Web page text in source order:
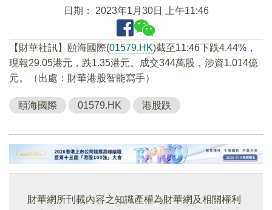
日期： 2023年1月30日 上午11:46
【財華社訊】頤海國際(01579.HK)截至11:46下跌4.44%，
現報29.05港元，跌1.35港元。成交344萬股，涉資1.014億
元。（出處：財華港股智能寫手）
頤海國際 01579.HK 港股跌
財華網所刊載內容之知識產權為財華網及相關權利